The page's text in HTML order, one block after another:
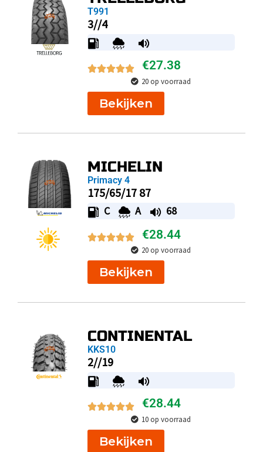
T991
3//4
€27.38
20 op voorraad
Bekijken
MICHELIN
Primacy 4
175/65/17 87
C A 68
€28.44
20 op voorraad
Bekijken
CONTINENTAL
KKS10
2//19
€28.44
10 op voorraad
Bekijken